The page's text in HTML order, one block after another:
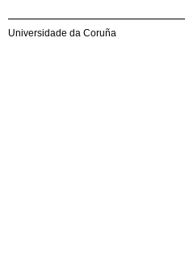
Universidade da Coruña